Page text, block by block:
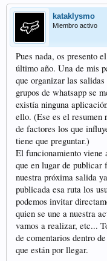
kataklysmo
Miembro activo
Pues nada, os presento
último año. Una de mis
que organizar las
grupos de whatsapp se
existía ninguna
ello. (Ese es el resumen
de factores los que
tiene que preguntar.)
El funcionamiento viene
que en lugar de publicar
nuestra próxima salida
publicada esa ruta los
podemos invitar
quien se une a nuestra
vamos a realizar, etc...
de comentarios dentro
que están por llegar.